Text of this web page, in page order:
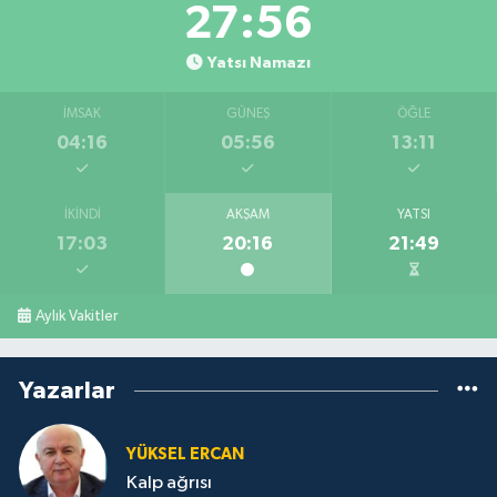
27:55
Yatsı Namazı
İMSAK
04:16
GÜNEŞ
05:56
ÖĞLE
13:11
İKINDI
17:03
AKŞAM
20:16
YATSI
21:49
Aylık Vakitler
Yazarlar
YÜKSEL ERCAN
Kalp ağrısı